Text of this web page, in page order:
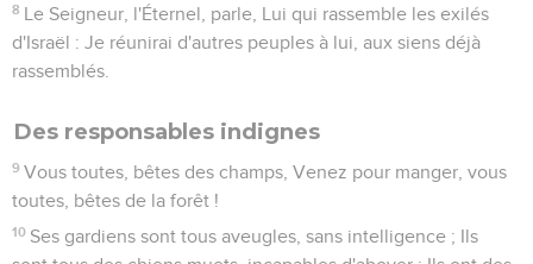
8 Le Seigneur, l'Éternel, parle, Lui qui rassemble les exilés
d'Israël : Je réunirai d'autres peuples à lui, aux siens déjà
rassemblés.
Des responsables indignes
9 Vous toutes, bêtes des champs, Venez pour manger, vous
toutes, bêtes de la forêt !
10 Ses gardiens sont tous aveugles, sans intelligence ; Ils